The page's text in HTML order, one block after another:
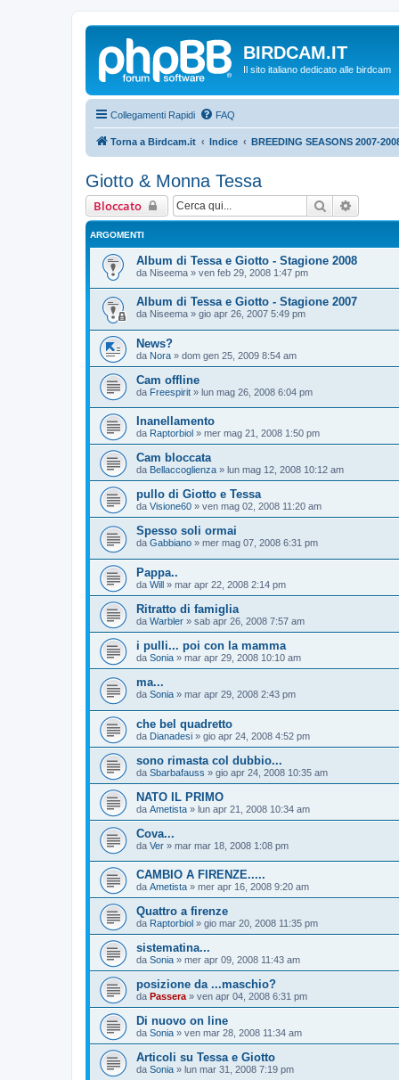
BIRDCAM.IT
Il sito italiano dedicato alle birdcam
Collegamenti Rapidi FAQ
Torna a Birdcam.it Indice BREEDING SEASONS 2007-
Giotto & Monna Tessa
Bloccato Cerca
ARGOMENTI
Album di Tessa e Giotto - Stagione 2008
da Niseema » ven feb 29, 2008 1:47 pm
Album di Tessa e Giotto - Stagione 2007
da Niseema » gio apr 26, 2007 5:49 pm
News?
da Nora » dom gen 25, 2009 8:54 am
Cam offline
da Freespirit » lun mag 26, 2008 6:04 pm
Inanellamento
da Raptorbiol » mer mag 21, 2008 1:50 pm
Cam bloccata
da Bellaccoglienza » lun mag 12, 2008 10:12 am
pullo di Giotto e Tessa
da Visione60 » ven mag 02, 2008 11:20 am
Spesso soli ormai
da Gabbiano » mer mag 07, 2008 6:31 pm
Pappa..
da Will » mar apr 22, 2008 2:14 pm
Ritratto di famiglia
da Warbler » sab apr 26, 2008 7:57 am
i pulli... poi con la mamma
da Sonia » mar apr 29, 2008 10:10 am
ma...
da Sonia » mar apr 29, 2008 2:43 pm
che bel quadretto
da Dianadesi » gio apr 24, 2008 4:52 pm
sono rimasta col dubbio...
da Sbarbafauss » gio apr 24, 2008 10:35 am
NATO IL PRIMO
da Ametista » lun apr 21, 2008 10:34 am
Cova...
da Ver » mar mar 18, 2008 1:08 pm
CAMBIO A FIRENZE.....
da Ametista » mer apr 16, 2008 9:20 am
Quattro a firenze
da Raptorbiol » gio mar 20, 2008 11:35 pm
sistematina...
da Sonia » mer apr 09, 2008 11:43 am
posizione da ...maschio?
da Passera » ven apr 04, 2008 6:31 pm
Di nuovo on line
da Sonia » ven mar 28, 2008 11:34 am
Articoli su Tessa e Giotto
da Sonia » lun mar 31, 2008 7:19 pm